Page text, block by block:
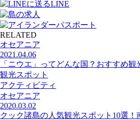
LINE
RELATED
オセアニア
2021.04.06
「ニウエ」ってどんな国？おすすめ観
観光スポット
アクティビティ
オセアニア
2020.03.02
クック諸島の人気観光スポット10選！